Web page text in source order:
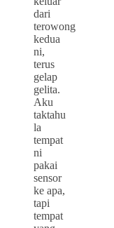
dari
terowong
kedua
ni,
terus
gelap
gelita.
Aku
taktahu
la
tempat
ni
pakai
sensor
ke apa,
tapi
tempat